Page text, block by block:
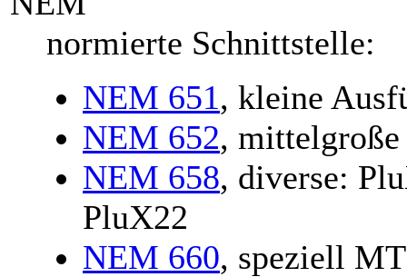
normierte Schnittstelle:
NEM 651, kleine
NEM 652,
NEM 658, diverse:
PluX22
NEM 660, speziell